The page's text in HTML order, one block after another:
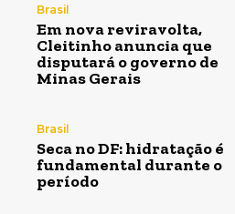
Brasil
Em nova reviravolta,
Cleitinho anuncia que
disputará o governo de
Minas Gerais
Brasil
Seca no DF: hidratação é
fundamental durante o
período